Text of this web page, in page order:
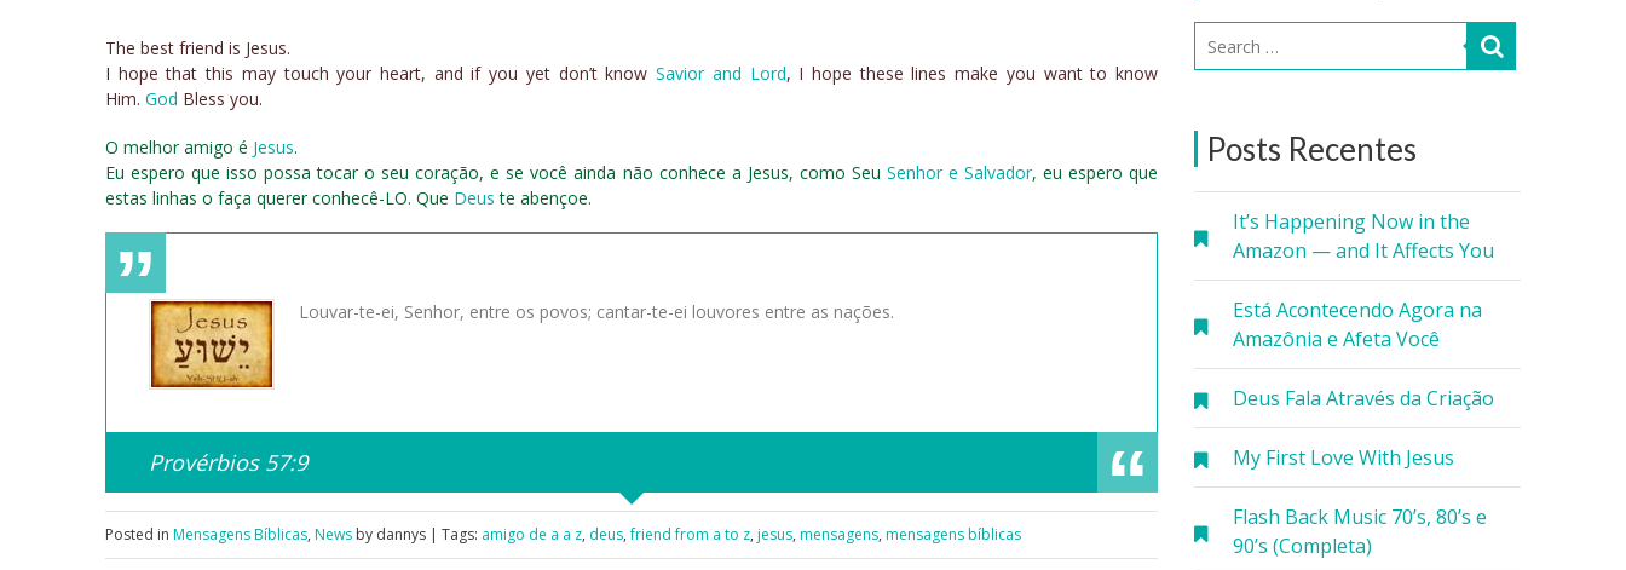
Posts Recentes
It’s Happening Now in the
Amazon — and It Affects You
Está Acontecendo Agora na
Amazônia e Afeta Você
Deus Fala Através da Criação
My First Love With Jesus
Flash Back Music 70’s, 80’s e
90’s (Completa)
The best friend is Jesus.
I hope that this may touch your heart, and if you yet don’t knowSavior and Lord, I hope these lines make you want to know
Him. God Bless you.
O melhor amigo é Jesus.
Eu espero que isso possa tocar o seu coração, e se você ainda não conhece a Jesus, como Seu Senhor e Salvador, eu espero que
estas linhas o faça querer conhecê-LO. Que Deus te abençoe.
Louvar-te-ei, Senhor, entre os povos; cantar-te-ei louvores entre as nações.
Provérbios 57:9
Posted in Mensagens Bíblicas, News by dannys | Tags: amigo de a a z, deus,friend from a to z, jesus, mensagens, mensagens bíblicas